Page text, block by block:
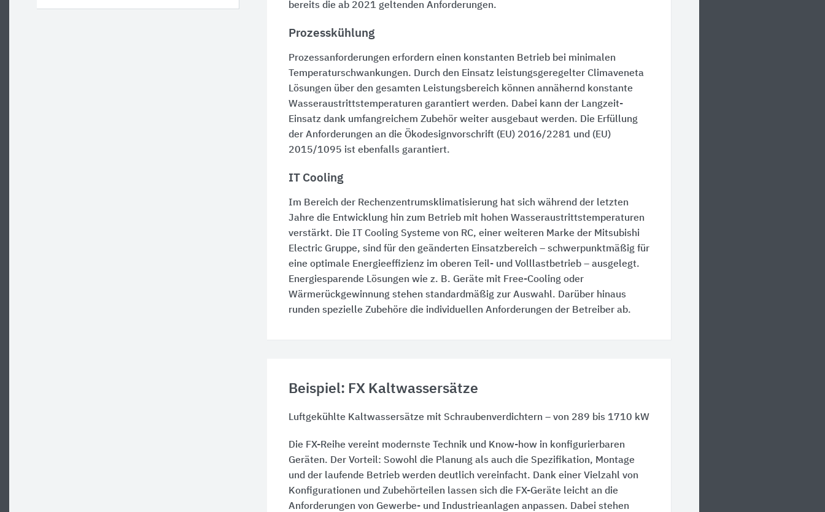
bereits die ab 2021 geltenden Anforderungen.
Prozesskühlung
Prozessanforderungen erfordern einen konstanten Betrieb bei minimalen
Temperaturschwankungen. Durch den Einsatz leistungsgeregelter Climaveneta
Lösungen über den gesamten Leistungsbereich können annähernd konstante
Wasseraustrittstemperaturen garantiert werden. Dabei kann der Langzeit-
Einsatz dank umfangreichem Zubehör weiter ausgebaut werden. Die Erfüllung
der Anforderungen an die Ökodesignvorschrift (EU) 2016/2281 und (EU)
2015/1095 ist ebenfalls garantiert.
IT Cooling
Im Bereich der Rechenzentrumsklimatisierung hat sich während der letzten
Jahre die Entwicklung hin zum Betrieb mit hohen Wasseraustrittstemperaturen
verstärkt. Die IT Cooling Systeme von RC, einer weiteren Marke der Mitsubishi
Electric Gruppe, sind für den geänderten Einsatzbereich – schwerpunktmäßig für
eine optimale Energieeffizienz im oberen Teil- und Volllastbetrieb – ausgelegt.
Energiesparende Lösungen wie z. B. Geräte mit Free-Cooling oder
Wärmerückgewinnung stehen standardmäßig zur Auswahl. Darüber hinaus
runden spezielle Zubehöre die individuellen Anforderungen der Betreiber ab.
Beispiel: FX Kaltwassersätze
Luftgekühlte Kaltwassersätze mit Schraubenverdichtern – von 289 bis 1710 kW
Die FX-Reihe vereint modernste Technik und Know-how in konfigurierbaren
Geräten. Der Vorteil: Sowohl die Planung als auch die Spezifikation, Montage
und der laufende Betrieb werden deutlich vereinfacht. Dank einer Vielzahl von
Konfigurationen und Zubehörteilen lassen sich die FX-Geräte leicht an die
Anforderungen von Gewerbe- und Industrieanlagen anpassen. Dabei stehen